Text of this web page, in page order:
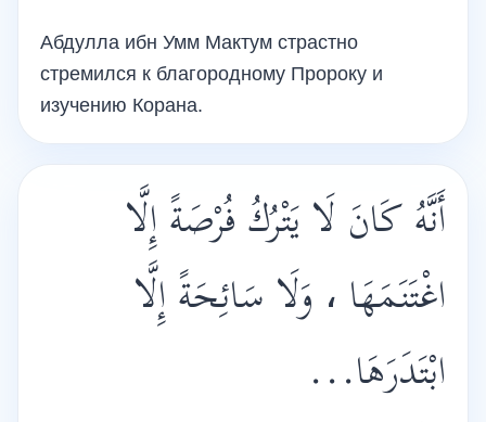
Абдулла ибн Умм Мактум страстно
стремился к благородному Пророку и
изучению Корана.
أَنَّهُ كَانَ لَا يَتْرُكُ فُرْصَةً إِلَّا
اغْتَنَمَهَا ، وَلَا سَائِحَةً إِلَّا
ابْتَدَرَهَا...